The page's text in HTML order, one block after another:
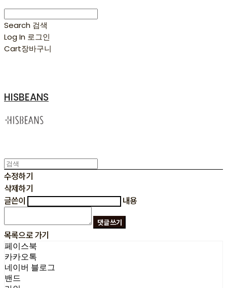
Search 검색
Log In 로그인
Cart장바구니
HISBEANS
수정하기
삭제하기
글쓴이
내용
댓글 쓰기
목록으로 가기
페이스북
카카오톡
네이버 블로그
밴드